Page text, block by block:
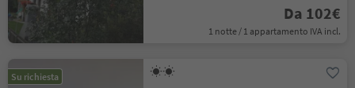
Da 102€
1 notte / 1 appartamento IVA incl.
Su richiesta